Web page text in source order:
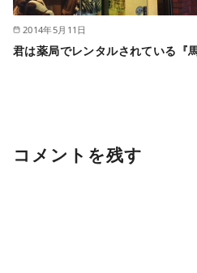
2014年5月11日
君は薬局でレンタルされている『
コメントを残す